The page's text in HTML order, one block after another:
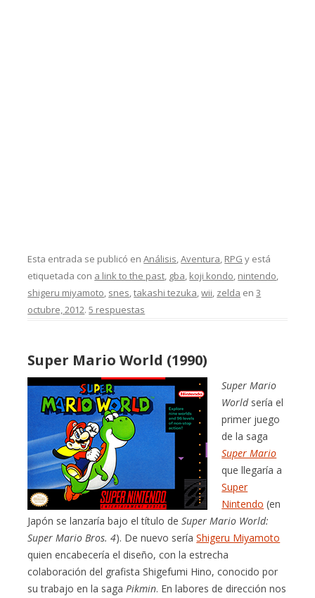
Esta entrada se publicó enAnálisis ,Aventura RPG y está
etiquetada con a link to the past gba koji kondo nintendo
shigeru miyamoto snes ,takashi tezuka ,wii zelda en3
octubre, 2012.5 respuestas
Super Mario World (1990)
Super Mario
Worldsería el
primer juego
de la saga
Super Mario
que llegaría a
Super
Nintendo (en
Japón se lanzaría bajo el título deSuper Mario World:
Super Mario Bros. 4). De nuevo seríaShigeru Miyamoto
quien encabecería el diseño, con la estrecha
colaboración del grafista Shigefumi Hino, conocido por
su trabajo en la sagaPikmin. En labores de dirección nos